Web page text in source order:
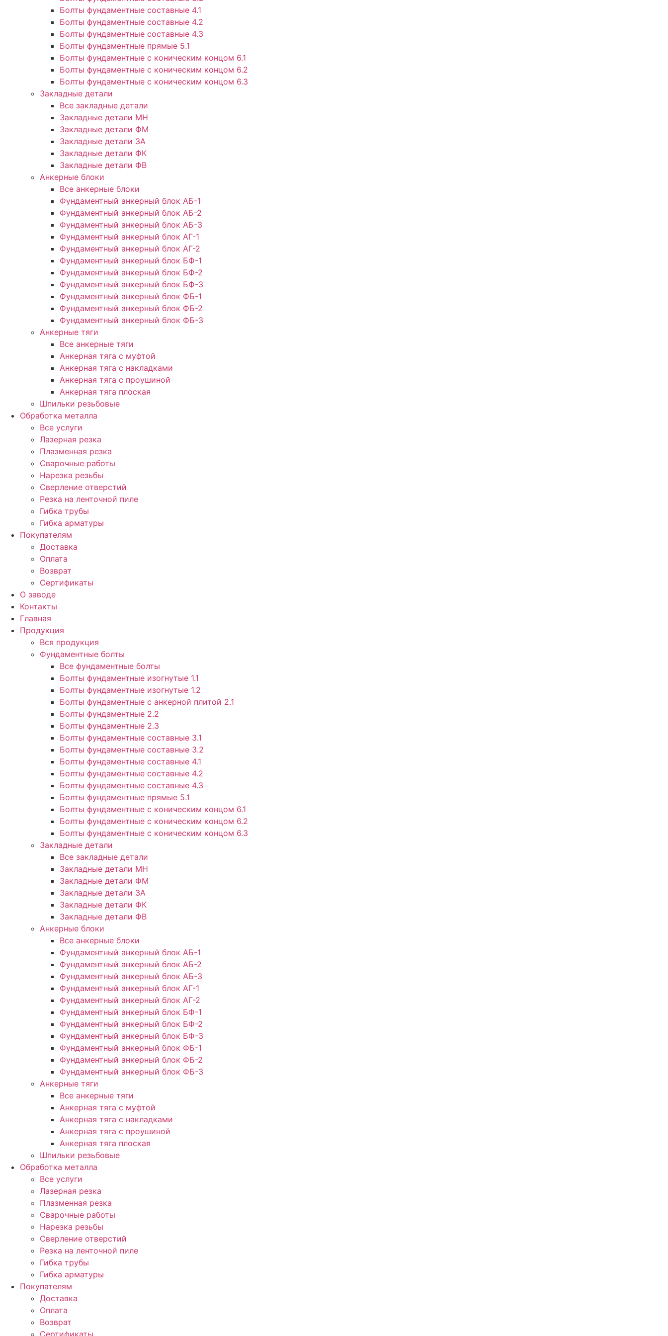
Болты фундаментные составные 4.1
Болты фундаментные составные 4.2
Болты фундаментные составные 4.3
Болты фундаментные прямые 5.1
Болты фундаментные с коническим концом 6.1
Болты фундаментные с коническим концом 6.2
Болты фундаментные с коническим концом 6.3
Закладные детали
Все закладные детали
Закладные детали МН
Закладные детали ФМ
Закладные детали ЗА
Закладные детали ФК
Закладные детали ФВ
Анкерные блоки
Все анкерные блоки
Фундаментный анкерный блок АБ-1
Фундаментный анкерный блок АБ-2
Фундаментный анкерный блок АБ-3
Фундаментный анкерный блок АГ-1
Фундаментный анкерный блок АГ-2
Фундаментный анкерный блок БФ-1
Фундаментный анкерный блок БФ-2
Фундаментный анкерный блок БФ-3
Фундаментный анкерный блок ФБ-1
Фундаментный анкерный блок ФБ-2
Фундаментный анкерный блок ФБ-3
Анкерные тяги
Все анкерные тяги
Анкерная тяга с муфтой
Анкерная тяга с накладками
Анкерная тяга с проушиной
Анкерная тяга плоская
Шпильки резьбовые
Обработка металла
Все услуги
Лазерная резка
Плазменная резка
Сварочные работы
Нарезка резьбы
Сверление отверстий
Резка на ленточной пиле
Гибка трубы
Гибка арматуры
Покупателям
Доставка
Оплата
Возврат
Сертификаты
О заводе
Контакты
Главная
Продукция
Вся продукция
Фундаментные болты
Все фундаментные болты
Болты фундаментные изогнутые 1.1
Болты фундаментные изогнутые 1.2
Болты фундаментные с анкерной плитой 2.1
Болты фундаментные 2.2
Болты фундаментные 2.3
Болты фундаментные составные 3.1
Болты фундаментные составные 3.2
Болты фундаментные составные 4.1
Болты фундаментные составные 4.2
Болты фундаментные составные 4.3
Болты фундаментные прямые 5.1
Болты фундаментные с коническим концом 6.1
Болты фундаментные с коническим концом 6.2
Болты фундаментные с коническим концом 6.3
Закладные детали
Все закладные детали
Закладные детали МН
Закладные детали ФМ
Закладные детали ЗА
Закладные детали ФК
Закладные детали ФВ
Анкерные блоки
Все анкерные блоки
Фундаментный анкерный блок АБ-1
Фундаментный анкерный блок АБ-2
Фундаментный анкерный блок АБ-3
Фундаментный анкерный блок АГ-1
Фундаментный анкерный блок АГ-2
Фундаментный анкерный блок БФ-1
Фундаментный анкерный блок БФ-2
Фундаментный анкерный блок БФ-3
Фундаментный анкерный блок ФБ-1
Фундаментный анкерный блок ФБ-2
Фундаментный анкерный блок ФБ-3
Анкерные тяги
Все анкерные тяги
Анкерная тяга с муфтой
Анкерная тяга с накладками
Анкерная тяга с проушиной
Анкерная тяга плоская
Шпильки резьбовые
Обработка металла
Все услуги
Лазерная резка
Плазменная резка
Сварочные работы
Нарезка резьбы
Сверление отверстий
Резка на ленточной пиле
Гибка трубы
Гибка арматуры
Покупателям
Доставка
Оплата
Возврат
Сертификаты